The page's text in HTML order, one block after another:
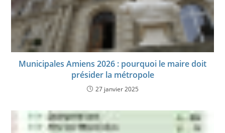
Municipales Amiens 2026 : pourquoi le maire doit
présider la métropole
27 janvier 2025